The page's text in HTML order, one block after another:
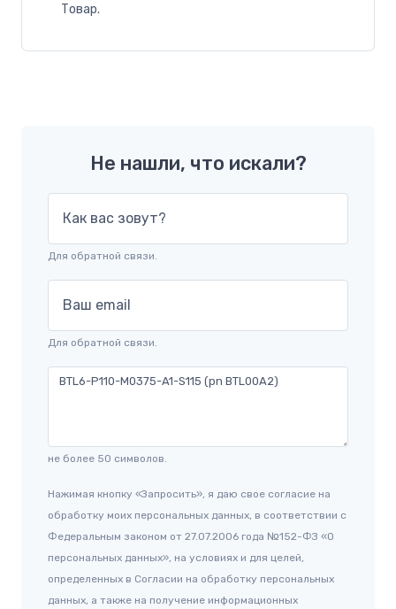
Товар.
Не нашли, что искали?
Как вас зовут?
Для обратной связи.
Ваш email
Для обратной связи.
не более 50 символов.
Нажимая кнопку «Запросить», я даю свое согласие на
обработку моих персональных данных, в соответствии с
Федеральным законом от 27.07.2006 года №152-ФЗ «О
персональных данных», на условиях и для целей,
определенных в Согласии на обработку персональных
данных, а также на получение информационных